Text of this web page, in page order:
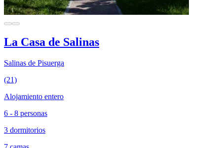
La Casa de Salinas
Salinas de Pisuerga
(21)
Alojamiento entero
6 - 8 personas
3 dormitorios